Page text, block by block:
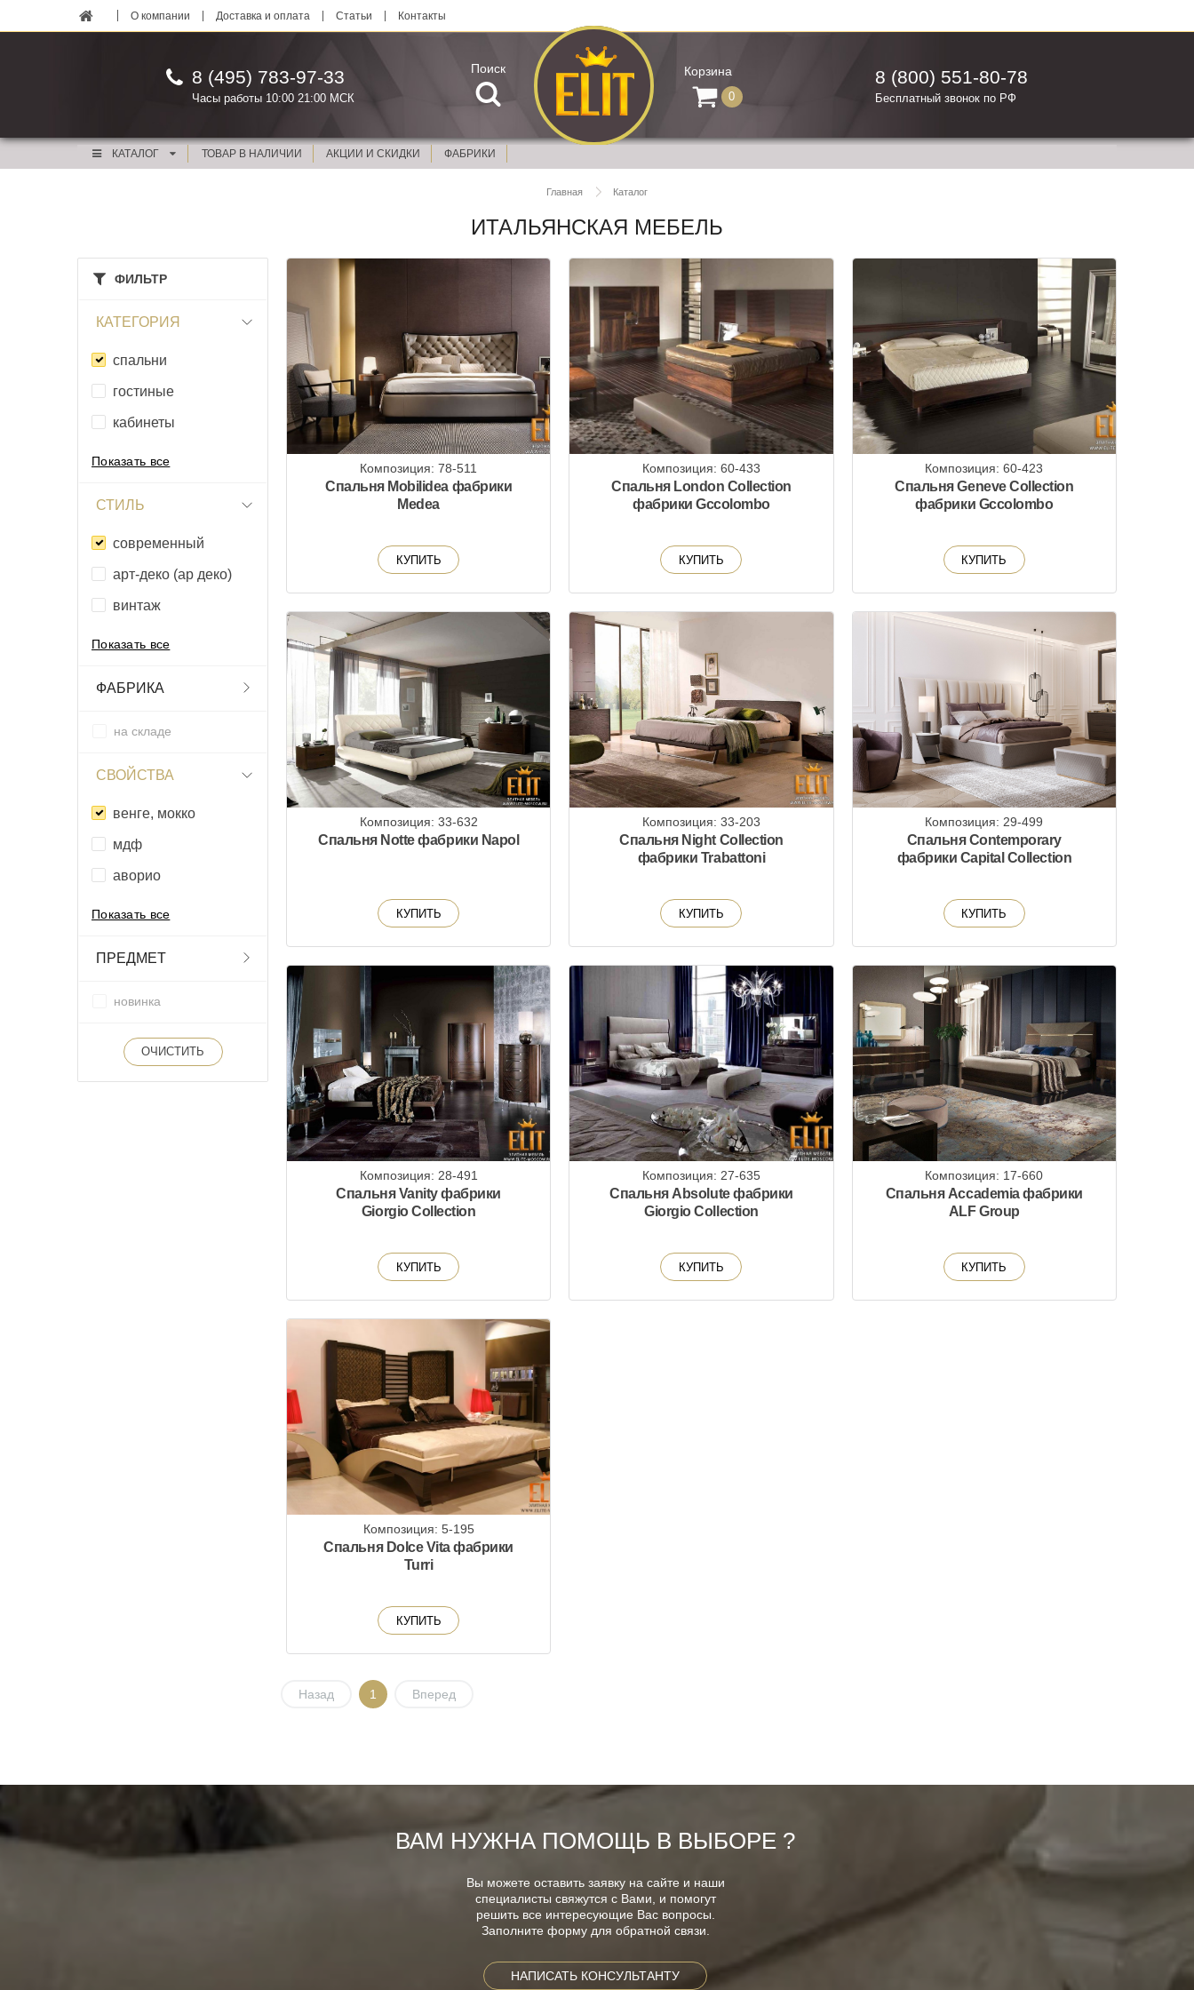
О компании Доставка и оплата Статьи Контакты
8 (495) 783-97-33
Часы работы 10:00 21:00 МСК
Поиск Корзина
0
8 (800) 551-80-78
Бесплатный звонок по РФ
КАТАЛОГ ТОВАР В НАЛИЧИИ АКЦИИ И СКИДКИ ФАБРИКИ
Главная Каталог
ИТАЛЬЯНСКАЯ МЕБЕЛЬ
ФИЛЬТР
КАТЕГОРИЯ
спальни
гостиные
кабинеты
Показать все
СТИЛЬ
современный
арт-деко (ар деко)
винтаж
Показать все
ФАБРИКА
на складе
СВОЙСТВА
венге, мокко
мдф
аворио
Показать все
ПРЕДМЕТ
новинка
ОЧИСТИТЬ
Композиция: 78-511
Спальня Mobilidea фабрики
Medea
КУПИТЬ
Композиция: 60-433
Спальня London Collection
фабрики Gccolombo
КУПИТЬ
Композиция: 60-423
Спальня Geneve Collection
фабрики Gccolombo
КУПИТЬ
Композиция: 33-632
Спальня Notte фабрики Napol
КУПИТЬ
Композиция: 33-203
Спальня Night Collection
фабрики Trabattoni
КУПИТЬ
Композиция: 29-499
Спальня Contemporary
фабрики Capital Collection
КУПИТЬ
Композиция: 28-491
Спальня Vanity фабрики
Giorgio Collection
КУПИТЬ
Композиция: 27-635
Спальня Absolute фабрики
Giorgio Collection
КУПИТЬ
Композиция: 17-660
Спальня Accademia фабрики
ALF Group
КУПИТЬ
Композиция: 5-195
Спальня Dolce Vita фабрики
Turri
КУПИТЬ
Назад 1 Вперед
ВАМ НУЖНА ПОМОЩЬ В ВЫБОРЕ ?
Вы можете оставить заявку на сайте и наши
специалисты свяжутся с Вами, и помогут
решить все интересующие Вас вопросы.
Заполните форму для обратной связи.
НАПИСАТЬ КОНСУЛЬТАНТУ